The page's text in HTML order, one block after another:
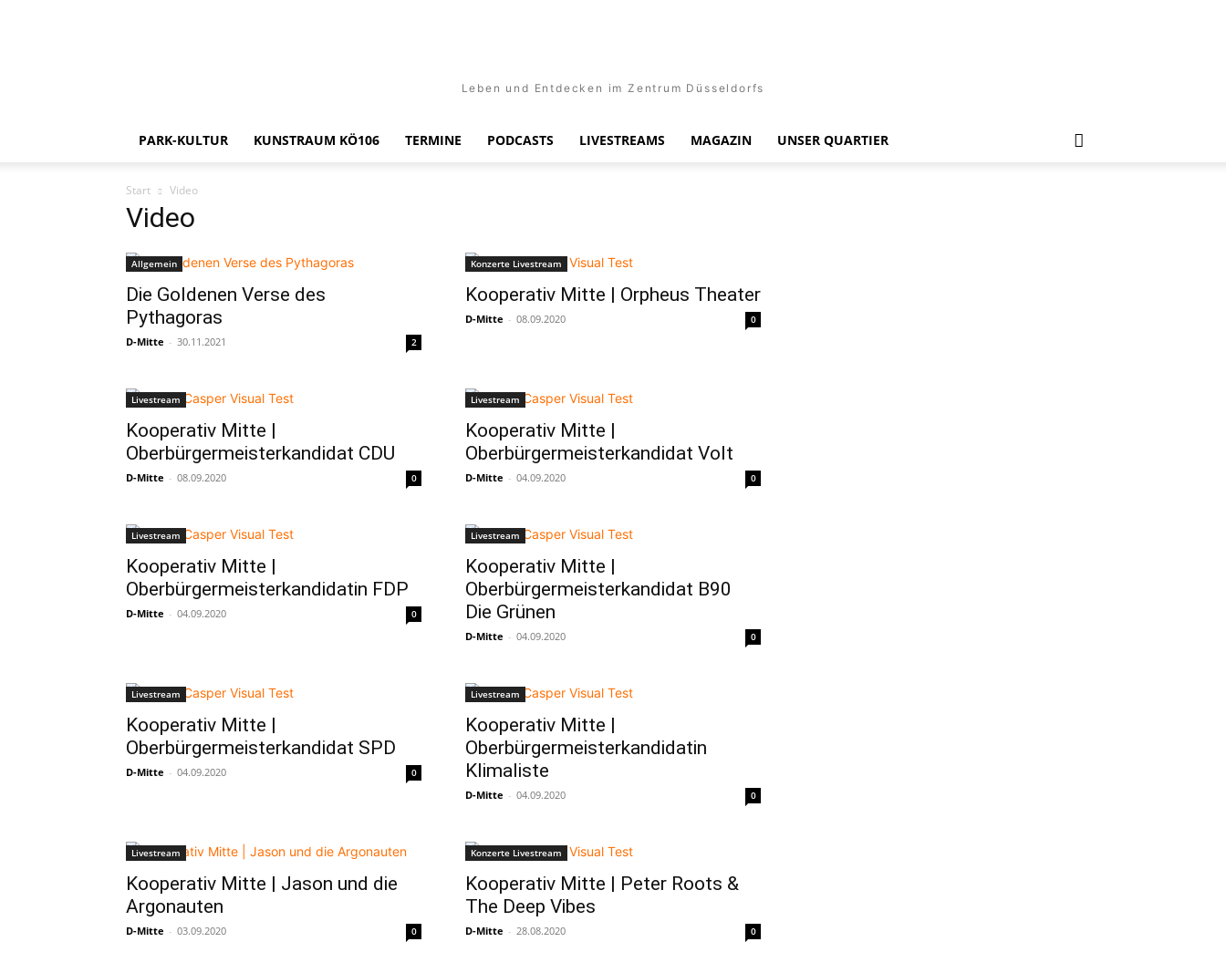
Leben und Entdecken im Zentrum Düsseldorfs
PARK-KULTUR KUNSTRAUM KÖ106 TERMINE PODCASTS LIVESTREAMS MAGAZIN UNSER QUARTIER
Start Video
Video
Allgemein
Die Goldenen Verse des
Pythagoras
D-Mitte - 30.11.2021 2
Konzerte Livestream
Kooperativ Mitte | Orpheus Theater
D-Mitte - 08.09.2020 0
Livestream
Kooperativ Mitte |
Oberbürgermeisterkandidat CDU
D-Mitte - 08.09.2020 0
Livestream
Kooperativ Mitte |
Oberbürgermeisterkandidat Volt
D-Mitte - 04.09.2020 0
Livestream
Kooperativ Mitte |
Oberbürgermeisterkandidatin FDP
D-Mitte - 04.09.2020 0
Livestream
Kooperativ Mitte |
Oberbürgermeisterkandidat B90
Die Grünen
D-Mitte - 04.09.2020 0
Livestream
Kooperativ Mitte |
Oberbürgermeisterkandidat SPD
D-Mitte - 04.09.2020 0
Livestream
Kooperativ Mitte |
Oberbürgermeisterkandidatin
Klimaliste
D-Mitte - 04.09.2020 0
Livestream
Kooperativ Mitte | Jason und die
Argonauten
D-Mitte - 03.09.2020 0
Konzerte Livestream
Kooperativ Mitte | Peter Roots &
The Deep Vibes
D-Mitte - 28.08.2020 0